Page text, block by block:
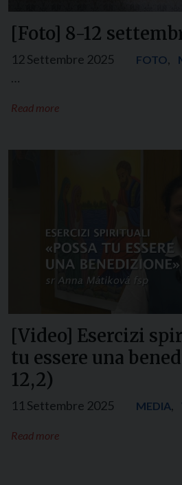
[Foto] 8-12
12 Settembre 2025 FOTO,
…
Read more
[Video] Esercizi
tu essere una
12,2)
11 Settembre 2025 MEDIA,
Read more